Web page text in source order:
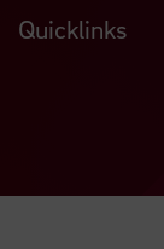
Quicklinks